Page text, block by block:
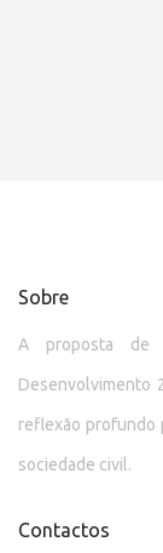
Sobre
A proposta de
Desenvolvimento
reflexão profundo
sociedade civil.
Contactos